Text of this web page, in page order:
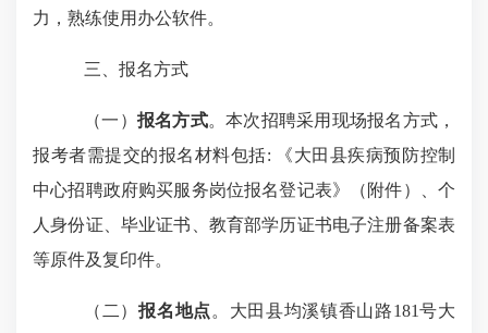
力，熟练使用办公软件。
三、报名方式
（一） 报名方式。本次招聘采用现场报名方式，
报考者需提交的报名材料包括:
《大田县疾病预防控制
中心招聘政府购买服务岗位报名登记表》（附件）、个
人身份证、毕业证书、教育部学历证书电子注册备案表
等原件及复印件。
（二）报名地点 。大田县均溪镇香山路181号大